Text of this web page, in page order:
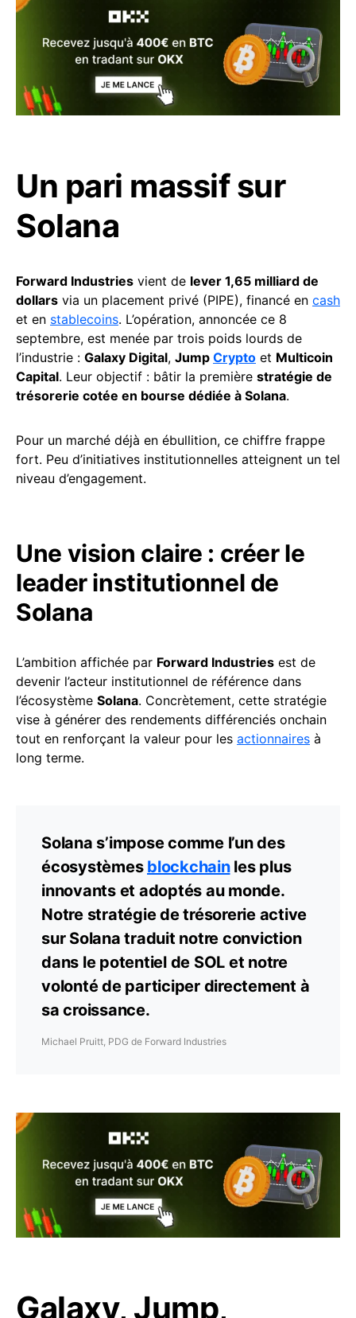
Un pari massif sur
Solana
Forward Industries vient de lever 1,65 milliard de
dollars via un placement privé (PIPE), financé en cash
et en stablecoins. L’opération, annoncée ce 8
septembre, est menée par trois poids lourds de
l’industrie : Galaxy Digital, Jump Crypto et Multicoin
Capital. Leur objectif : bâtir la première stratégie de
trésorerie cotée en bourse dédiée à Solana.
Pour un marché déjà en ébullition, ce chiffre frappe
fort. Peu d’initiatives institutionnelles atteignent un tel
niveau d’engagement.
Une vision claire : créer le
leader institutionnel de
Solana
L’ambition affichée par Forward Industries est de
devenir l’acteur institutionnel de référence dans
l’écosystème Solana. Concrètement, cette stratégie
vise à générer des rendements différenciés onchain
tout en renforçant la valeur pour les actionnaires à
long terme.
Solana s’impose comme l’un des
écosystèmes blockchainles plus
innovants et adoptés au monde.
Notre stratégie de trésorerie active
sur Solana traduit notre conviction
dans le potentiel de SOL et notre
volonté de participer directement à
sa croissance.
Michael Pruitt, PDG de Forward Industries
Galaxy, Jump,